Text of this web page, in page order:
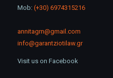
Mob: (+30) 6974315216
annitagrn@gmail.com
info@garantziotilaw.gr
Visit us on Facebook